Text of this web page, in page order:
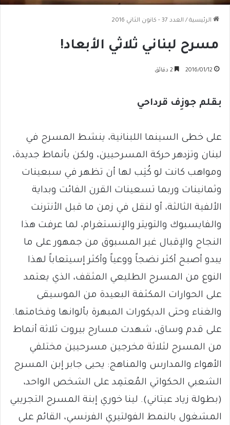
الرئيسية / العدد 37 - كانون الثاني 2016
مسرح لبناني ثلاثي الأبعاد!
2016/01/12
بقلم جوزِف قرداحي
على خطى السينما اللبنانية، ينشط المسرح في
لبنان وتزدهر حركة المسرحيين، ولكن بأنماط جديدة،
ومواهب كانت لو كُتِب لها أن تظهر في سبعينات
وثمانينات وربما تسعينات القرن الفائت وبداية
الألفية الثالثة، أو لنقل في زمن ما قبل الأنترنت
والفايسبوك والتويتر والإنستغرام، لما عرفت هذا
النجاح والإقبال غير المسبوق من جمهور على ما
يبدو أصبح أكثر نضجاً ووعياً وأكثر إسيتعاباً لهذا
النوع من المسرح الطليعي المثقف، الذي يعتمد
على الحوارات المكثفة البعيدة من الموسيقى
والغناء وحتى الديكورات المبهرة بألوانها وفخامتها.
على قدم وساق، شهدت مسارح بيروت ثلاثة أنماط
من المسرح لثلاثة مخرجين مسرحيين مختلفي
الأهواء والمدارس والمناهج: يحيى جابر إبن المسرح
الشعبي الحكواتي المُعتمِد على الشخص الواحد،
(بطولة زياد عيتاني). لينا خوري إبنة المسرح التجريبي
المشغول بالنمط الفولتيري الفرنسي، القائم على